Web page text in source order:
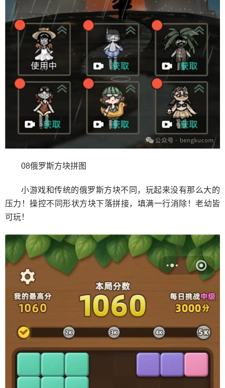
08俄罗斯方块拼图
小游戏和传统的俄罗斯方块不同，玩起来没有那么大的
压力！操控不同形状方块下落拼接，填满一行消除！老幼皆
可玩！